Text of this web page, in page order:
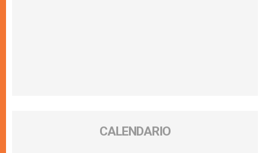
CALENDARIO